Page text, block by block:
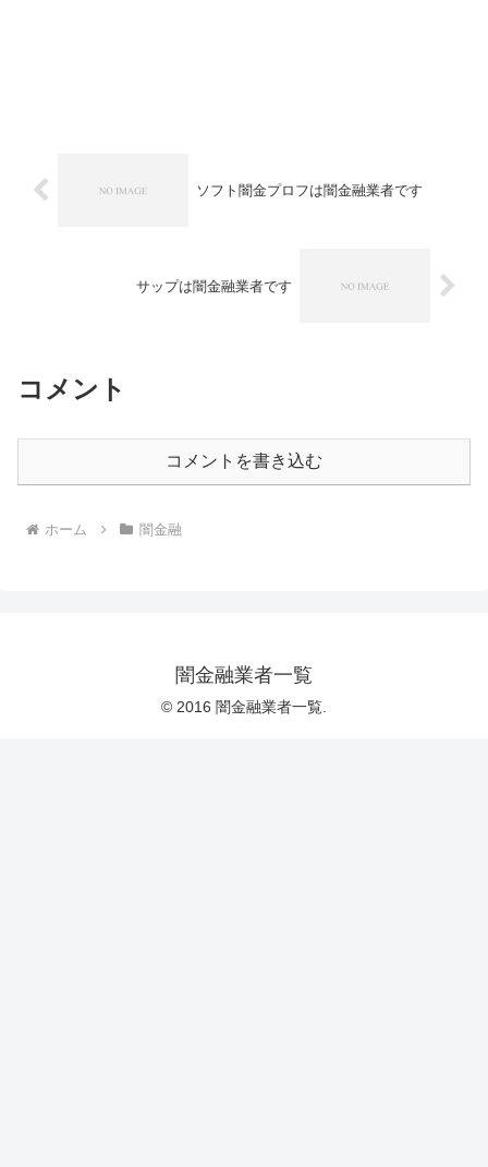
ソフト闇金プロフは闇金融業者です
サップは闇金融業者です
コメント
コメントを書き込む
ホーム 闇金融
闇金融業者一覧
© 2016 闇金融業者一覧.